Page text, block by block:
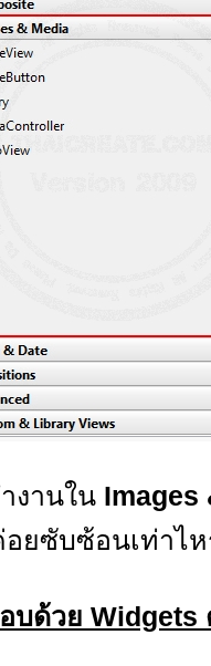
งานใน Images
ยซับซ้อนเท่าไ
บด้วย Widgets